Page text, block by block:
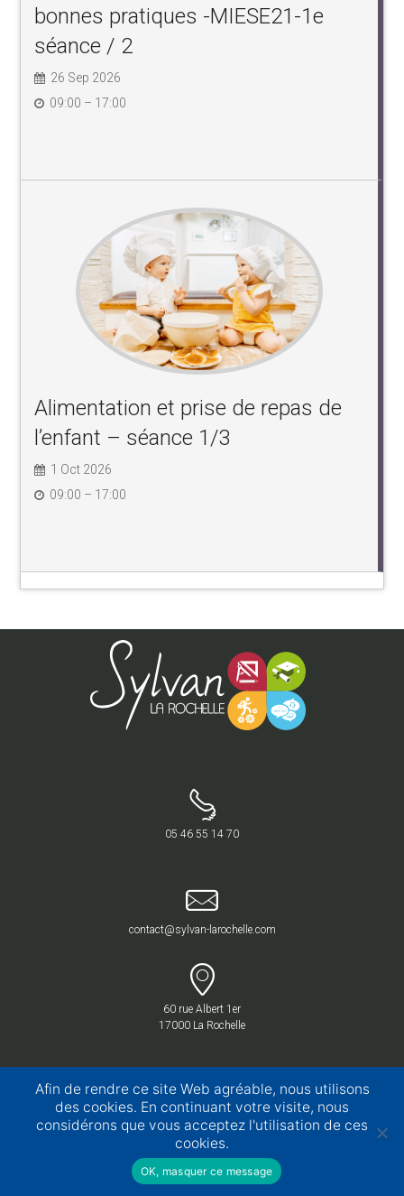
bonnes pratiques -MIESE21-1e
séance / 2
26 Sep 2026
09:00 – 17:00
Alimentation et prise de repas de
l’enfant – séance 1/3
1 Oct 2026
09:00 – 17:00
05 46 55 14 70
contact@sylvan-larochelle.com
60 rue Albert 1er
17000 La Rochelle
Sylvan La Rochelle- Tous droits réservés -
Afin de rendre ce site Web agréable, nous utilisons
des cookies. En continuant votre visite, nous
considérons que vous acceptez l'utilisation de ces
cookies.
OK, masquer ce message